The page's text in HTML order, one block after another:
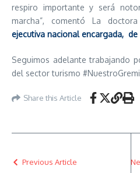
respiro importante y será
marcha”, comentó La doctora
ejecutiva nacional encargada,
Seguimos adelante trabajando
del sector turismo
Share this Article
Previous Article